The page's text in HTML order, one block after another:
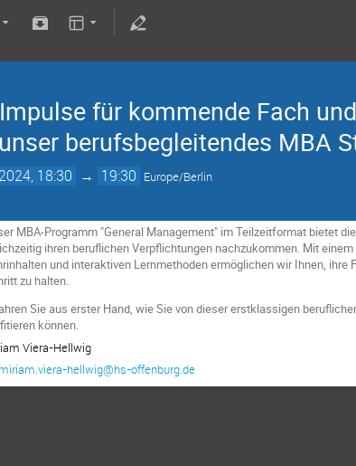
für kommende Fach
berufsbegleitendes MBA
18:30 → 19:30 Europe/Berlin
MBA-Programm "General Management" im Teilzeitformat bietet
ihren beruflichen Verpflichtungen nachzukommen. Mit
und interaktiven Lernmethoden ermöglichen wir Ihnen,
zu halten.
Sie aus erster Hand, wie Sie von dieser erstklassigen
können.
Viera-Hellwig
miriam.viera-hellwig@hs-offenburg.de